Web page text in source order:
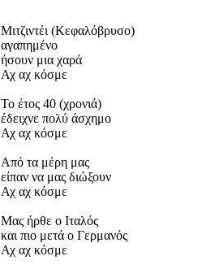
Μιτζιντέι (Κεφαλόβρυσο)
αγαπημένο
ήσουν μια χαρά
Αχ αχ κόσμε
Το έτος 40 (χρονιά)
έδειχνε πολύ άσχημο
Αχ αχ κόσμε
Από τα μέρη μας
είπαν να μας διώξουν
Αχ αχ κόσμε
Μας ήρθε ο Ιταλός
και πιο μετά ο Γερμανός
Αχ αχ κόσμε